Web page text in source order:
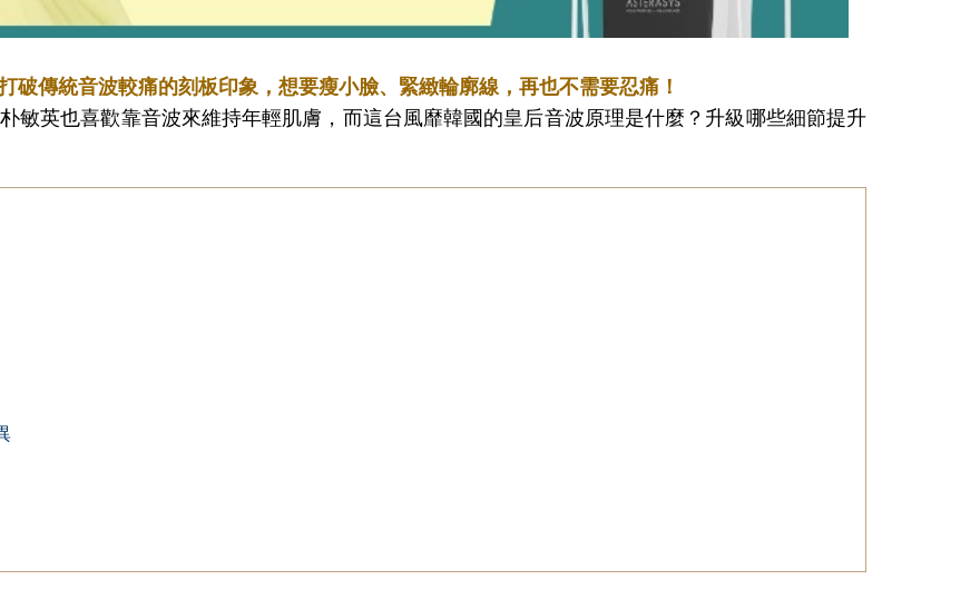
破傳統音波較痛的刻板印象，想要瘦小臉、緊緻輪廓線，再也不需要忍痛！
敏英也喜歡靠音波來維持年輕肌膚，而這台風靡韓國的皇后音波原理是什麼？升級哪些細節提升